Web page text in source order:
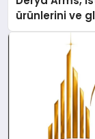
ürünlerini ve